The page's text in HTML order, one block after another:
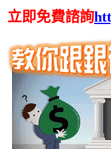
立即免費諮詢